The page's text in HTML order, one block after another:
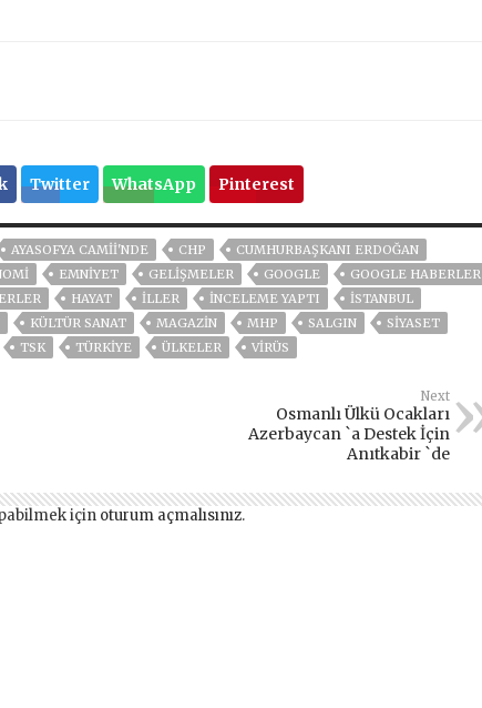
Twitter WhatsApp Pinterest
AYASOFYA CAMII'NDE CHP
CUMHURBAŞKANI ERDOĞAN
EMNİYET GELIŞMELER GOOGLE
GOOGLE HABERLER
HAYAT İLLER INCELEME YAPTI
ISTANBUL
KÜLTÜR SANAT MAGAZİN MHP SALGIN
SİYASET
TSK TÜRKİYE ÜLKELER VIRÜS
Next
Osmanlı Ülkü Ocakları
Azerbaycan `a Destek İçin
Anıtkabir `de
için oturum açmalısınız.